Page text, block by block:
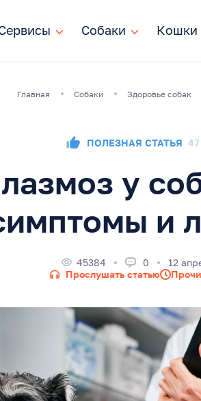
Собаки
Собаки Кошки
Кошки
Главная Собаки Здоровье собак
ПОЛЕЗНАЯ СТАТЬЯ
у
и
45384 0
12
Прослушать статью